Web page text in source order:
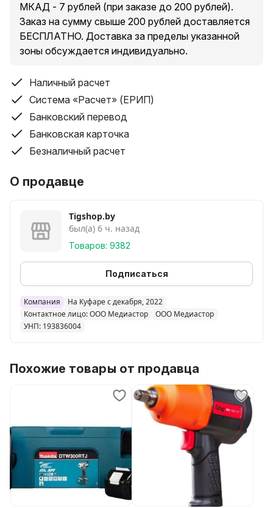
МКАД - 7 рублей (при заказе до 200 рублей).
Заказ на сумму свыше 200 рублей доставляется
БЕСПЛАТНО. Доставка за пределы указанной
зоны обсуждается индивидуально.
Наличный расчет
Система «Расчет» (ЕРИП)
Банковский перевод
Банковская карточка
Безналичный расчет
О продавце
Tigshop.by
был(а) 6 ч. назад
Товаров: 9382
Подписаться
Компания
На Куфаре с декабря, 2022
Контактное лицо: ООО Медиастор
ООО Медиастор
УНП: 193836004
Похожие товары от продавца